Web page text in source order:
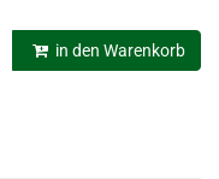
in den Warenkorb